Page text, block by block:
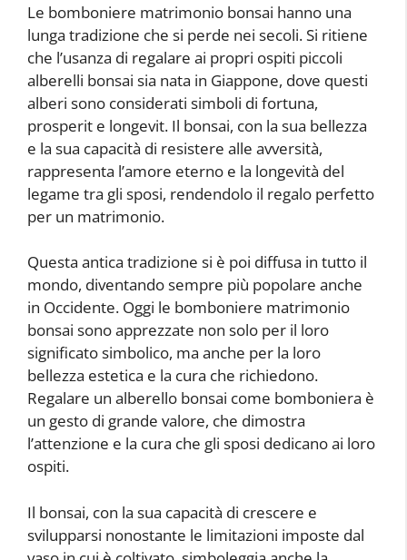
Le bomboniere matrimonio bonsai hanno una
lunga tradizione che si perde nei secoli. Si ritiene
che l’usanza di regalare ai propri ospiti piccoli
alberelli bonsai sia nata in Giappone, dove questi
alberi sono considerati simboli di fortuna,
prosperit e longevit. Il bonsai, con la sua bellezza
e la sua capacità di resistere alle avversità,
rappresenta l’amore eterno e la longevità del
legame tra gli sposi, rendendolo il regalo perfetto
per un matrimonio.
Questa antica tradizione si è poi diffusa in tutto il
mondo, diventando sempre più popolare anche
in Occidente. Oggi le bomboniere matrimonio
bonsai sono apprezzate non solo per il loro
significato simbolico, ma anche per la loro
bellezza estetica e la cura che richiedono.
Regalare un alberello bonsai come bomboniera è
un gesto di grande valore, che dimostra
l’attenzione e la cura che gli sposi dedicano ai loro
ospiti.
Il bonsai, con la sua capacità di crescere e
svilupparsi nonostante le limitazioni imposte dal